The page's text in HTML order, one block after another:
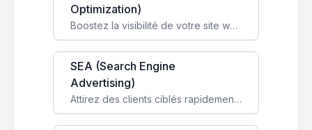
Optimization)
Boostez la visibilité de votre site web sur Google et attirez du trafic qualifié grâce à nos stratégies SEO.
SEA (Search Engine
Advertising)
Attirez des clients ciblés rapidement avec des campagnes publicitaires payantes optimisées pour vos objectifs.